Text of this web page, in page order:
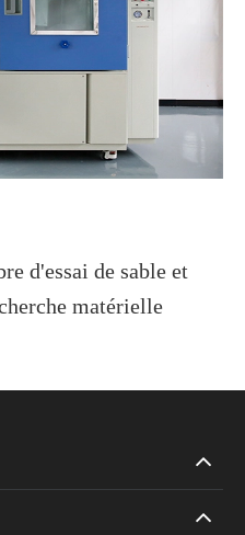
d'essai de sable et
matérielle